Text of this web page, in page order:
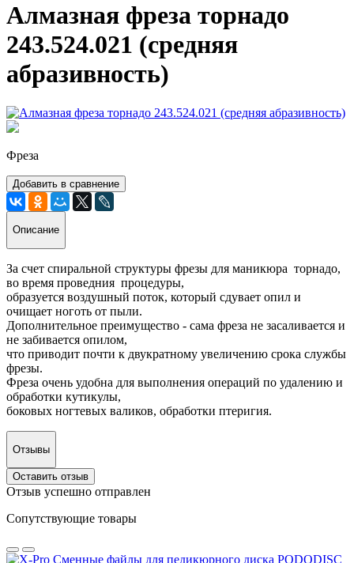
Алмазная фреза торнадо
243.524.021 (средняя
абразивность)
Фреза
Добавить в сравнение
Описание
За счет спиральной структуры фрезы для маникюра торнадо,
во время проведния процедуры,
образуется воздушный поток, который сдувает опил и
очищает ноготь от пыли.
Дополнительное преимущество - сама фреза не засаливается и
не забивается опилом,
что приводит почти к двукратному увеличению срока службы
фрезы.
Фреза очень удобна для выполнения операций по удалению и
обработки кутикулы,
боковых ногтевых валиков, обработки птеригия.
Отзывы
Оставить отзыв
Отзыв успешно отправлен
Сопутствующие товары